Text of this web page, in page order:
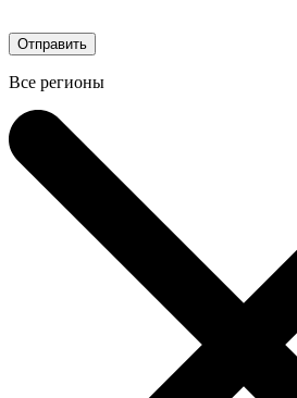
Все регионы